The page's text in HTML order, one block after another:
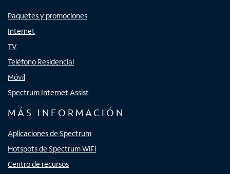
Paquetes y promociones
Internet
TV
Teléfono Residencial
Móvil
Spectrum Internet Assist
MÁS INFORMACIÓN
Aplicaciones de Spectrum
Hotspots de Spectrum WiFi
Centro de recursos